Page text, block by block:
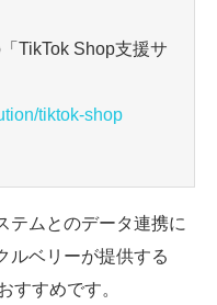
TikTok Shop支援サ
tiktok-shop
テムとのデータ連携に
ルベリーが提供する
すすめです。